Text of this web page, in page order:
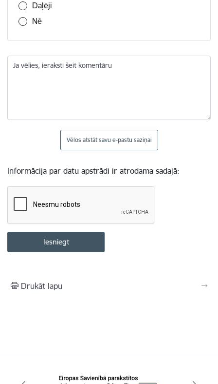
Daļēji
Nē
Ja vēlies, ieraksti šeit komentāru
Vēlos atstāt savu e-pastu saziņai
Informācija par datu apstrādi ir atrodama sadaļā:
Drukāt lapu